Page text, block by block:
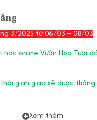
3/2025 từ 06/03 – 08/03
hoa online Vườn Hoa Tươi
gian giao sẽ được
Xem thêm